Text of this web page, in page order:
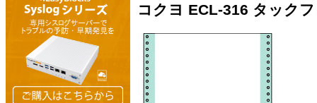
コクヨ ECL-316 タック